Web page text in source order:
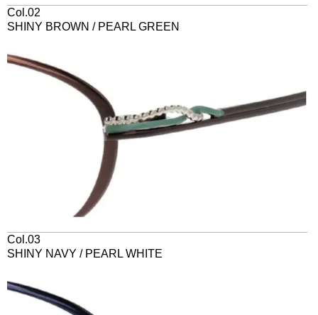
Col.02
SHINY BROWN / PEARL GREEN
Col.03
SHINY NAVY / PEARL WHITE